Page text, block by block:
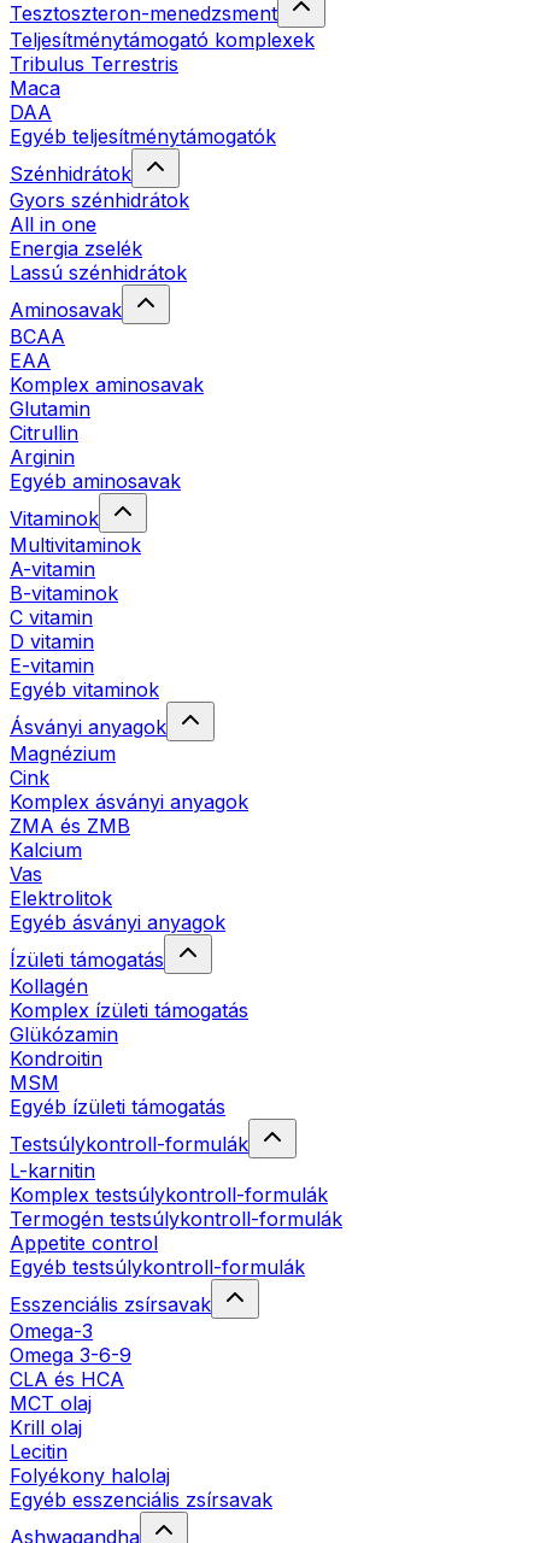
Tesztoszteron-menedzsment
Teljesítménytámogató komplexek
Tribulus Terrestris
Maca
DAA
Egyéb teljesítménytámogatók
Szénhidrátok
Gyors szénhidrátok
All in one
Energia zselék
Lassú szénhidrátok
Aminosavak
BCAA
EAA
Komplex aminosavak
Glutamin
Citrullin
Arginin
Egyéb aminosavak
Vitaminok
Multivitaminok
A-vitamin
B-vitaminok
C vitamin
D vitamin
E-vitamin
Egyéb vitaminok
Ásványi anyagok
Magnézium
Cink
Komplex ásványi anyagok
ZMA és ZMB
Kalcium
Vas
Elektrolitok
Egyéb ásványi anyagok
Ízületi támogatás
Kollagén
Komplex ízületi támogatás
Glükózamin
Kondroitin
MSM
Egyéb ízületi támogatás
Testsúlykontroll-formulák
L-karnitin
Komplex testsúlykontroll-formulák
Termogén testsúlykontroll-formulák
Appetite control
Egyéb testsúlykontroll-formulák
Esszenciális zsírsavak
Omega-3
Omega 3-6-9
CLA és HCA
MCT olaj
Krill olaj
Lecitin
Folyékony halolaj
Egyéb esszenciális zsírsavak
Ashwagandha